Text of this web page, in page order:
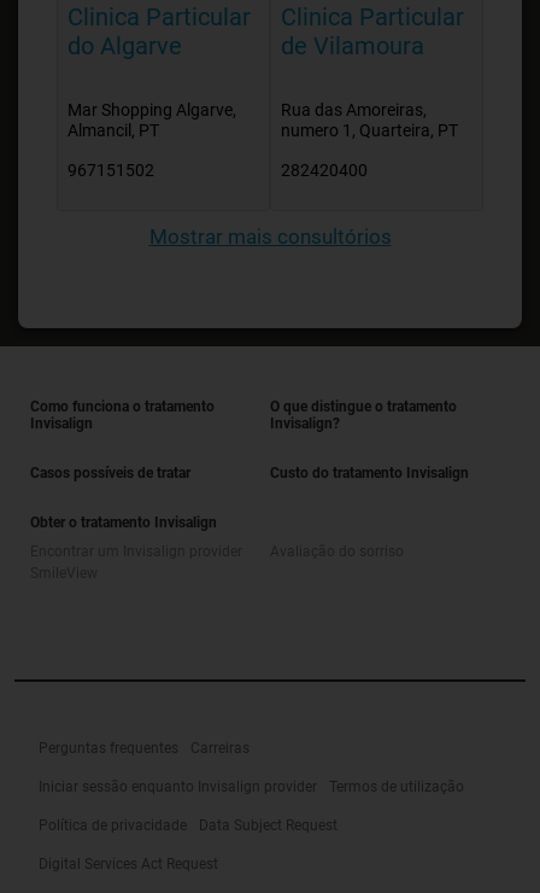
Clinica Particular
do Algarve
Mar Shopping Algarve,
Almancil, PT
967151502
Clinica Particular
de Vilamoura
Rua das Amoreiras,
numero 1, Quarteira, PT
282420400
Mostrar mais consultórios
Como funciona o tratamento
Invisalign
O que distingue o tratamento
Invisalign?
Casos possíveis de tratar Custo do tratamento Invisalign
Obter o tratamento Invisalign
Perguntas frequentes Carreiras
Iniciar sessão enquanto Invisalign provider Termos de utilização
Política de privacidade Data Subject Request
Digital Services Act Request